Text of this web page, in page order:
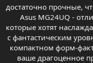
достаточно прочные,
Asus MG24UQ -
которые хотят
с фантастическим
компактном форм-
ваше драгоценное